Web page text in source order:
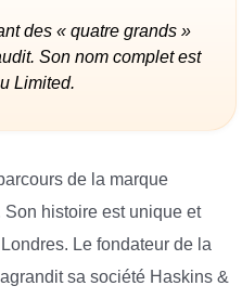
des « quatre grands »
Son nom complet est
Limited.
de la marque
histoire est unique et
Le fondateur de la
sa société Haskins &